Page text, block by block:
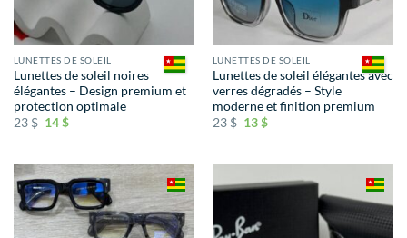
LUNETTES DE SOLEIL
Lunettes de soleil noires
élégantes – Design premium et
protection optimale
23$ 14$
LUNETTES DE SOLEIL
Lunettes de soleil élégantes avec
verres dégradés – Style
moderne et finition premium
23$ 13$